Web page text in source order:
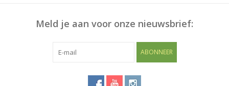
Meld je aan voor onze nieuwsbrief:
ABONNEER